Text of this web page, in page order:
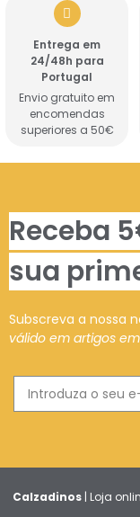
Entrega em
24/48h para
Portugal
Envio gratuito em
encomendas
superiores a 50€
Receba
sua
Subscreva a nossa
válido em artigos
Calzadinos| Loja